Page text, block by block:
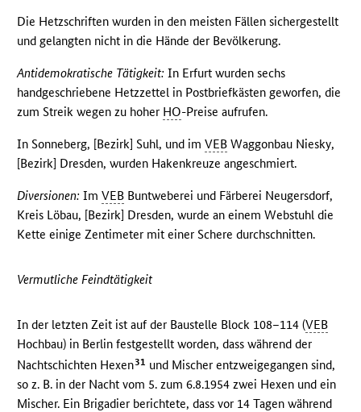
Die Hetzschriften wurden in den meisten Fällen sichergestellt
und gelangten nicht in die Hände der Bevölkerung.
Antidemokratische Tätigkeit: In Erfurt wurden sechs
handgeschriebene Hetzzettel in Postbriefkästen geworfen, die
zum Streik wegen zu hoher HO-Preise aufrufen.
In Sonneberg, [Bezirk] Suhl, und imVEB Waggonbau Niesky,
[Bezirk] Dresden, wurden Hakenkreuze angeschmiert.
Diversionen: ImVEB Buntweberei und Färberei Neugersdorf,
Kreis Löbau, [Bezirk] Dresden, wurde an einem Webstuhl die
Kette einige Zentimeter mit einer Schere durchschnitten.
Vermutliche Feindtätigkeit
In der letzten Zeit ist auf der Baustelle Block 108–114 (VEB
Hochbau) in Berlin festgestellt worden, dass während der
Nachtschichten Hexen31 und Mischer entzweigegangen sind,
so z. B. in der Nacht vom 5. zum 6.8.1954 zwei Hexen und ein
Mischer. Ein Brigadier berichtete, dass vor 14 Tagen während